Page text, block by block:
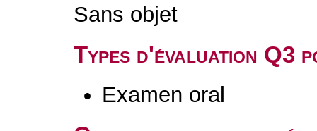
Sans objet
Types d'évaluation Q3
Examen oral